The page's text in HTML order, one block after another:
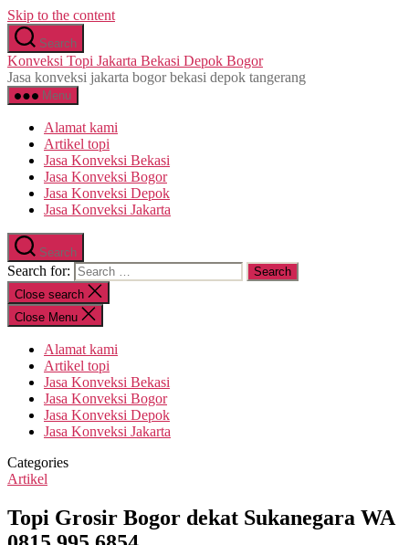
Skip to the content
Search
Konveksi Topi Jakarta Bekasi Depok Bogor
Jasa konveksi jakarta bogor bekasi depok tangerang
Menu
Alamat kami
Artikel topi
Jasa Konveksi Bekasi
Jasa Konveksi Bogor
Jasa Konveksi Depok
Jasa Konveksi Jakarta
Search
Search for:
Close search
Close Menu
Alamat kami
Artikel topi
Jasa Konveksi Bekasi
Jasa Konveksi Bogor
Jasa Konveksi Depok
Jasa Konveksi Jakarta
Categories
Artikel
Topi Grosir Bogor dekat Sukanegara WA